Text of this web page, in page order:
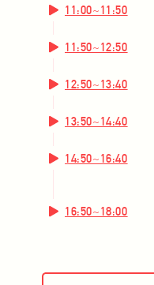
11:00~11:50
11:50~12:50
12:50~13:40
13:50~14:40
14:50~16:40
16:50~18:00